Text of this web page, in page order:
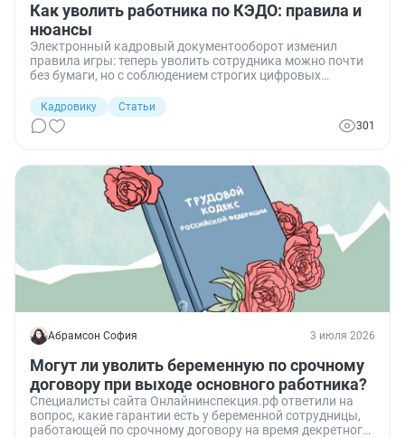
Как уволить работника по КЭДО: правила и
нюансы
Электронный кадровый документооборот изменил
правила игры: теперь уволить сотрудника можно почти
без бумаги, но с соблюдением строгих цифровых
увольнении через КЭДО, как не нарушить сроки и что
делать, если работник передумал увольняться.
Кадровику
Статьи
301
Абрамсон София 3 июля 2026
Могут ли уволить беременную по срочному
договору при выходе основного работника?
Специалисты сайта Онлайнинспекция.рф ответили на
вопрос, какие гарантии есть у беременной сотрудницы,
работающей по срочному договору на время декретного